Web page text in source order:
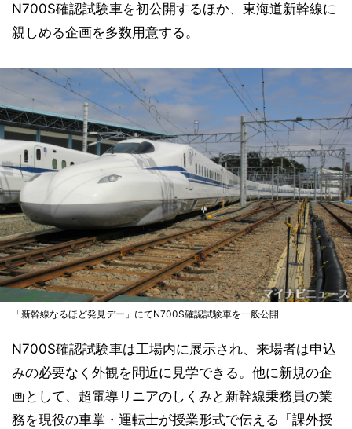
N700S確認試験車を初公開するほか、東海道新幹線に
親しめる企画を多数用意する。
「新幹線なるほど発見デー」にてN700S確認試験車を一般公開
N700S確認試験車は工場内に展示され、来場者は申込
みの必要なく外観を間近に見学できる。他に新規の企
画として、超電導リニアのしくみと新幹線乗務員の業
務を現役の車掌・運転士が授業形式で伝える「課外授